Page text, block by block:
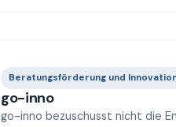
Beratungsförderung und
go-inno
go-inno bezuschusst nicht die